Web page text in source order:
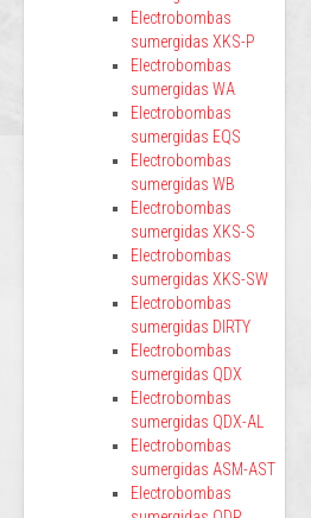
Electrobombas
sumergidas XKS-P
Electrobombas
sumergidas WA
Electrobombas
sumergidas EQS
Electrobombas
sumergidas WB
Electrobombas
sumergidas XKS-S
Electrobombas
sumergidas XKS-SW
Electrobombas
sumergidas DIRTY
Electrobombas
sumergidas QDX
Electrobombas
sumergidas QDX-AL
Electrobombas
sumergidas ASM-AST
Electrobombas